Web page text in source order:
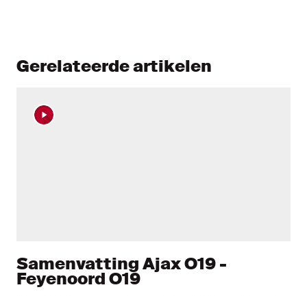
Gerelateerde artikelen
Samenvatting Ajax O19 -
Feyenoord O19